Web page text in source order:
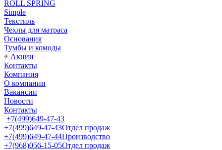
ROLL SPRING
Simple
Текстиль
Чехлы для матраса
Основания
Тумбы и комоды
Акции
Контакты
Компания
О компании
Вакансии
Новости
Контакты
+7(499)649-47-43
+7(499)649-47-43Отдел продаж
+7(499)649-47-44Производство
+7(968)056-15-05Отдел продаж